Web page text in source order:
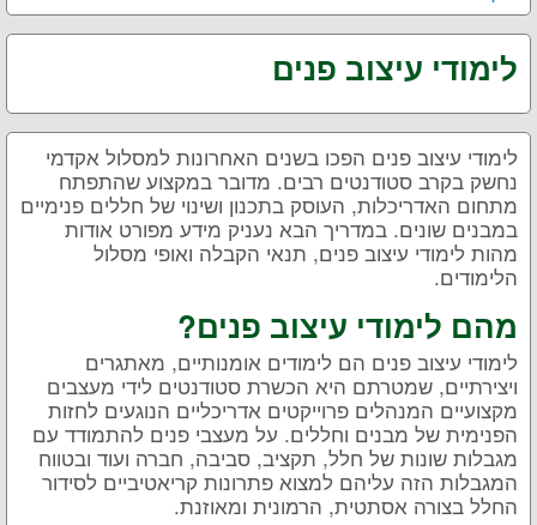
לימודי עיצוב פנים
לימודי עיצוב פנים הפכו בשנים האחרונות למסלול אקדמי
נחשק בקרב סטודנטים רבים. מדובר במקצוע שהתפתח
מתחום האדריכלות, העוסק בתכנון ושינוי של חללים פנימיים
במבנים שונים. במדריך הבא נעניק מידע מפורט אודות
מהות לימודי עיצוב פנים, תנאי הקבלה ואופי מסלול
הלימודים.
מהם לימודי עיצוב פנים?
לימודי עיצוב פנים הם לימודים אומנותיים, מאתגרים
ויצירתיים, שמטרתם היא הכשרת סטודנטים לידי מעצבים
מקצועיים המנהלים פרוייקטים אדריכליים הנוגעים לחזות
הפנימית של מבנים וחללים. על מעצבי פנים להתמודד עם
מגבלות שונות של חלל, תקציב, סביבה, חברה ועוד ובטווח
המגבלות הזה עליהם למצוא פתרונות קריאטיביים לסידור
החלל בצורה אסתטית, הרמונית ומאוזנת.